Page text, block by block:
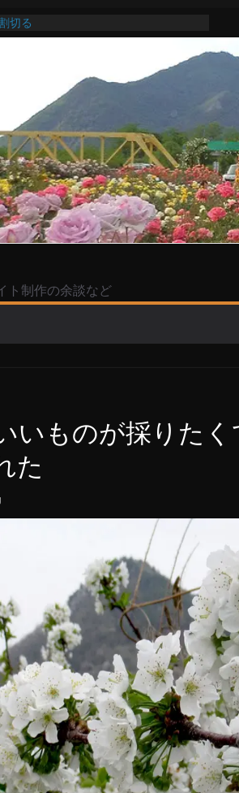
切る
鈴木憲和農水相
道受け小泉防衛相「不適切活動な
制作の余談など
いものが採りた
た